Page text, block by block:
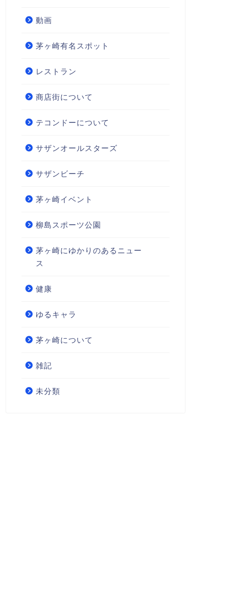
動画
茅ヶ崎有名スポット
レストラン
商店街について
テコンドーについて
サザンオールスターズ
サザンビーチ
茅ヶ崎イベント
柳島スポーツ公園
茅ヶ崎にゆかりのあるニュー
ス
健康
ゆるキャラ
茅ヶ崎について
雑記
未分類